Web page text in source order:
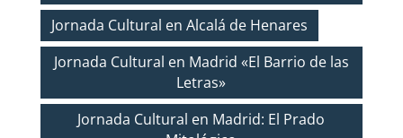
Jornada Cultural en Alcalá de Henares
Jornada Cultural en Madrid «El Barrio de las
Letras»
Jornada Cultural en Madrid: El Prado